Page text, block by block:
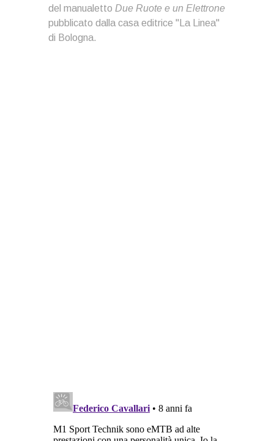
del manualetto Due Ruote e un Elettrone
pubblicato dalla casa editrice "La Linea"
di Bologna.